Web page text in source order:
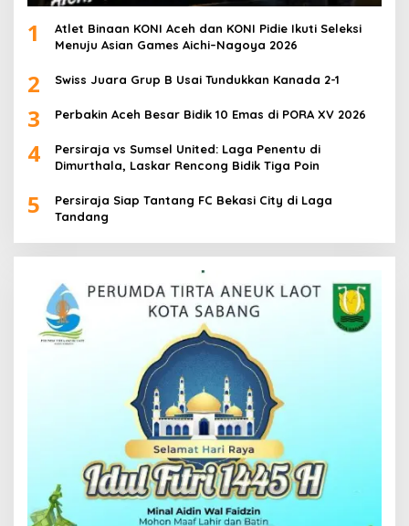
1
Atlet Binaan KONI Aceh dan KONI Pidie Ikuti Seleksi
Menuju Asian Games Aichi–Nagoya 2026
2 Swiss Juara Grup B Usai Tundukkan Kanada 2-1
3 Perbakin Aceh Besar Bidik 10 Emas di PORA XV 2026
4
Persiraja vs Sumsel United: Laga Penentu di
Dimurthala, Laskar Rencong Bidik Tiga Poin
5
Persiraja Siap Tantang FC Bekasi City di Laga
Tandang